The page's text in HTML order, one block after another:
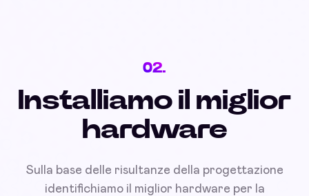
02.
Installiamo il miglior
hardware
Sulla base delle risultanze della progettazione
identifichiamo il miglior hardware per la